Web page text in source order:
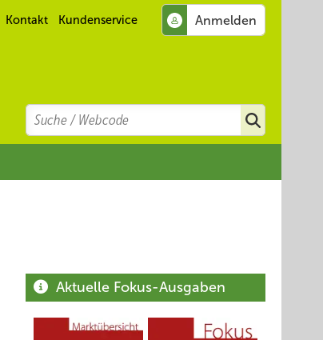
Kontakt Kundenservice
Search
Suchen
Aktuelle Fokus-Ausgaben